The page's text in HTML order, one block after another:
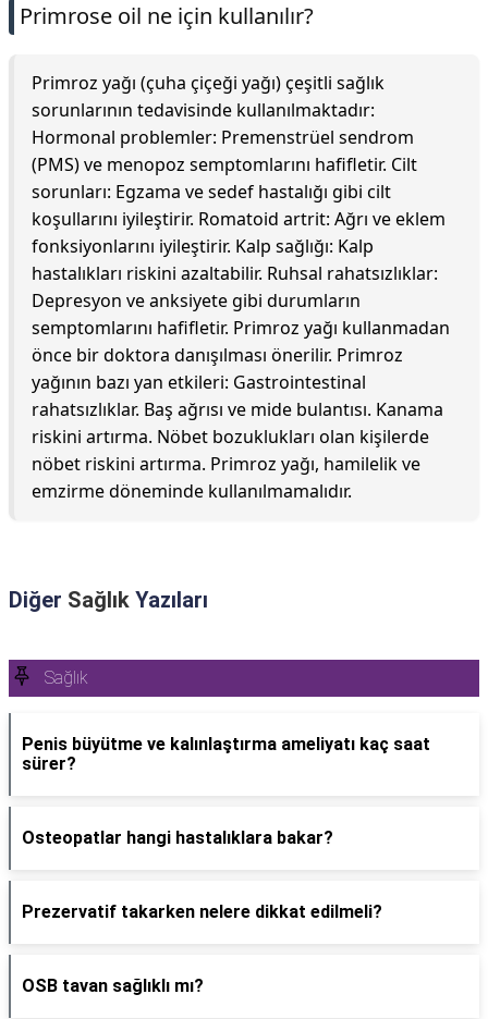
Primrose oil ne için kullanılır?
Primroz yağı (çuha çiçeği yağı) çeşitli sağlık
sorunlarının tedavisinde kullanılmaktadır:
Hormonal problemler: Premenstrüel sendrom
(PMS) ve menopoz semptomlarını hafifletir. Cilt
sorunları: Egzama ve sedef hastalığı gibi cilt
koşullarını iyileştirir. Romatoid artrit: Ağrı ve eklem
fonksiyonlarını iyileştirir. Kalp sağlığı: Kalp
hastalıkları riskini azaltabilir. Ruhsal rahatsızlıklar:
Depresyon ve anksiyete gibi durumların
semptomlarını hafifletir. Primroz yağı kullanmadan
önce bir doktora danışılması önerilir. Primroz
yağının bazı yan etkileri: Gastrointestinal
rahatsızlıklar. Baş ağrısı ve mide bulantısı. Kanama
riskini artırma. Nöbet bozuklukları olan kişilerde
nöbet riskini artırma. Primroz yağı, hamilelik ve
emzirme döneminde kullanılmamalıdır.
Diğer Sağlık Yazıları
Sağlık
Penis büyütme ve kalınlaştırma ameliyatı kaç saat
sürer?
Osteopatlar hangi hastalıklara bakar?
Prezervatif takarken nelere dikkat edilmeli?
OSB tavan sağlıklı mı?